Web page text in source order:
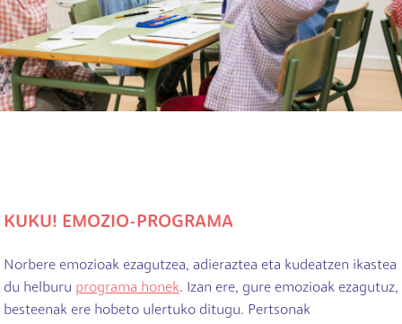
KUKU! EMOZIO-PROGRAMA
Norbere emozioak ezagutzea, adieraztea eta kudeatzen ikastea
du helburu programa honek. Izan ere, gure emozioak ezagutuz,
besteenak ere hobeto ulertuko ditugu. Pertsonak